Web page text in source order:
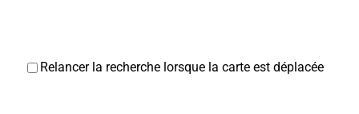
Relancer la recherche lorsque la carte est déplacée